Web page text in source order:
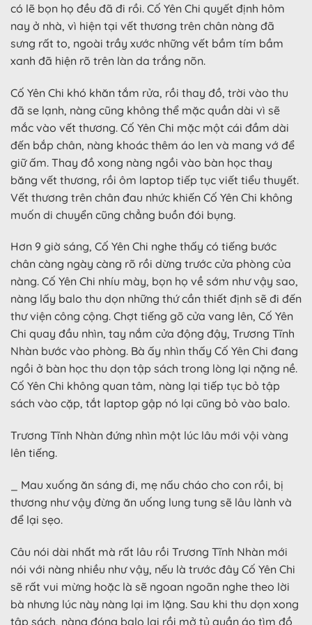
có lẽ bọn họ đều đã đi rồi. Cố Yên Chi quyết định hôm
nay ở nhà, vì hiện tại vết thương trên chân nàng đã
sưng rất to, ngoài trầy xước những vết bầm tím bầm
xanh đã hiện rõ trên làn da trắng nõn.
Cố Yên Chi khó khăn tắm rửa, rồi thay đồ, trời vào thu
đã se lạnh, nàng cũng không thể mặc quần dài vì sẽ
mắc vào vết thương. Cố Yên Chi mặc một cái đầm dài
đến bắp chân, nàng khoác thêm áo len và mang vớ để
giữ ấm. Thay đồ xong nàng ngồi vào bàn học thay
băng vết thương, rồi ôm laptop tiếp tục viết tiểu thuyết.
Vết thương trên chân đau nhức khiến Cố Yên Chi không
muốn di chuyển cũng chẳng buồn đói bụng.
Hơn 9 giờ sáng, Cố Yên Chi nghe thấy có tiếng bước
chân càng ngày càng rõ rồi dừng trước cửa phòng của
nàng. Cố Yên Chi nhíu mày, bọn họ về sớm như vậy sao,
nàng lấy balo thu dọn những thứ cần thiết định sẽ đi đến
thư viện công cộng. Chợt tiếng gõ cửa vang lên, Cố Yên
Chi quay đầu nhìn, tay nắm cửa động đậy, Trương Tĩnh
Nhàn bước vào phòng. Bà ấy nhìn thấy Cố Yên Chi đang
ngồi ở bàn học thu dọn tập sách trong lòng lại nặng nề.
Cố Yên Chi không quan tâm, nàng lại tiếp tục bỏ tập
sách vào cặp, tắt laptop gập nó lại cũng bỏ vào balo.
Trương Tĩnh Nhàn đứng nhìn một lúc lâu mới vội vàng
lên tiếng.
_ Mau xuống ăn sáng đi, mẹ nấu cháo cho con rồi, bị
thương như vậy đừng ăn uống lung tung sẽ lâu lành và
để lại sẹo.
Câu nói dài nhất mà rất lâu rồi Trương Tĩnh Nhàn mới
nói với nàng nhiều như vậy, nếu là trước đây Cố Yên Chi
sẽ rất vui mừng hoặc là sẽ ngoan ngoãn nghe theo lời
bà nhưng lúc này nàng lại im lặng. Sau khi thu dọn xong
tập sách, nàng đóng balo lại rồi mở tủ quần áo tìm đồ